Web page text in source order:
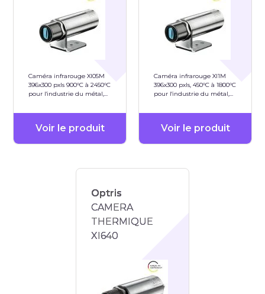
Caméra infrarouge XI05M
396x300 pxls 900°C à 2450°C
pour l'industrie du métal,
Voir le produit
Caméra infrarouge XI1M
396x300 pxls, 450°C à 1800°C
pour l'industrie du métal,
Voir le produit
Optris
CAMERA
THERMIQUE
XI640